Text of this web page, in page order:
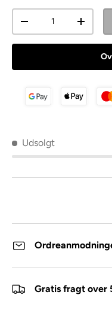
Udsolgt
Gratis fragt over